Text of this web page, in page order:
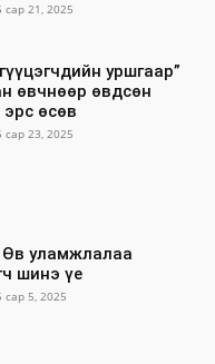
сар 21, 2025
уршгаар”
өвчнөөр өвдсөн
өсөв
сар 23, 2025
Өв уламжлалаа
шинэ үе
сар 5, 2025